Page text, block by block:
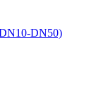
DN50)